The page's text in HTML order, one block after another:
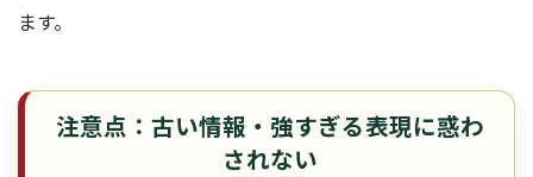
ます。
注意点：古い情報・強すぎる表現に惑わ
されない